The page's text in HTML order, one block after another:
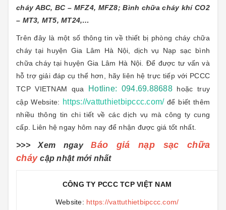
cháy ABC, BC – MFZ4, MFZ8; Bình chữa cháy khí CO2
– MT3, MT5, MT24,…
Trên đây là một số thông tin về thiết bị phòng cháy chữa
cháy tại huyện Gia Lâm Hà Nội, dịch vụ Nạp sạc bình
chữa cháy tại huyện Gia Lâm Hà Nội. Để được tư vấn và
hỗ trợ giải đáp cụ thể hơn, hãy liên hệ trực tiếp với PCCC
TCP VIETNAM qua
Hotline: 094.69.88688hoặc truy
cập Website: https://vattuthietbipccc.com/ để biết thêm
nhiều thông tin chi tiết về các dịch vụ mà công ty cung
cấp. Liên hệ ngay hôm nay để nhận được giá tốt nhất.
>>> Xem ngayBáo giá nạp sạc chữa
cháy cập nhật mới nhất
CÔNG TY PCCC TCP VIỆT NAM
Website: https://vattuthietbipccc.com/